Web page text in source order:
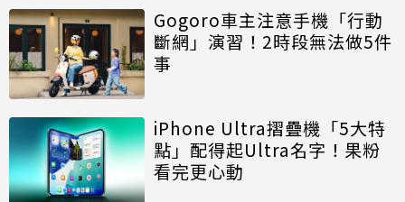
Gogoro車主注意手機「行動
斷網」演習！2時段無法做5件
事
iPhone Ultra摺疊機「5大特
點」配得起Ultra名字！果粉
看完更心動